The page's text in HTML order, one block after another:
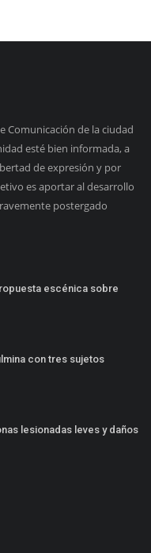
Comunicación de la ciudad
esté bien informada, a
de expresión y por
es aportar al desarrollo
postergado
escénica sobre
con tres sujetos
lesionadas leves y daños